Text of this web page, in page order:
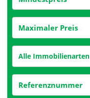
Alle Immobilienarten